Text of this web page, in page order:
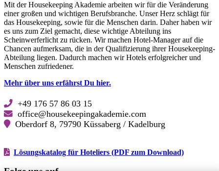
Mit der Housekeeping Akademie arbeiten wir für die Veränderung
einer großen und wichtigen Berufsbranche. Unser Herz schlägt für
das Housekeeping, sowie für die Menschen darin. Daher haben wir
es uns zum Ziel gemacht, diese wichtige Abteilung ins
Scheinwerferlicht zu rücken. Wir machen Hotel-Manager auf die
Chancen aufmerksam, die in der Qualifizierung ihrer Housekeeping-
Abteilung liegen. Dadurch machen wir Hotels erfolgreicher und
Menschen zufriedener.
Mehr über uns erfährst Du hier.
+49 176 57 86 03 15
office@housekeepingakademie.com
Oberdorf 8, 79790 Küssaberg / Kadelburg
Lösungskatalog für Hoteliers (PDF zum Download)